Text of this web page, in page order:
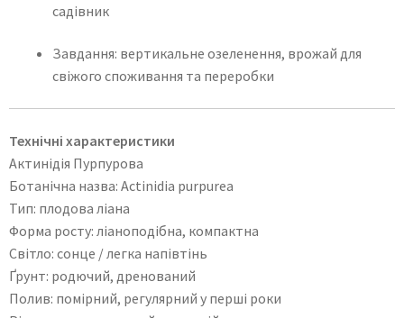
садівник
Завдання: вертикальне озеленення, врожай для
свіжого споживання та переробки
Технічні характеристики
Актинідія Пурпурова
Ботанічна назва: Actinidia purpurea
Тип: плодова ліана
Форма росту: ліаноподібна, компактна
Світло: сонце / легка напівтінь
Ґрунт: родючий, дренований
Полив: помірний, регулярний у перші роки